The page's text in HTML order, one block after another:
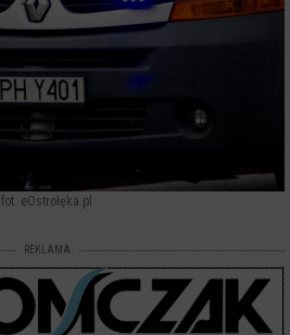
fot. eOstrołęka.pl
REKLAMA